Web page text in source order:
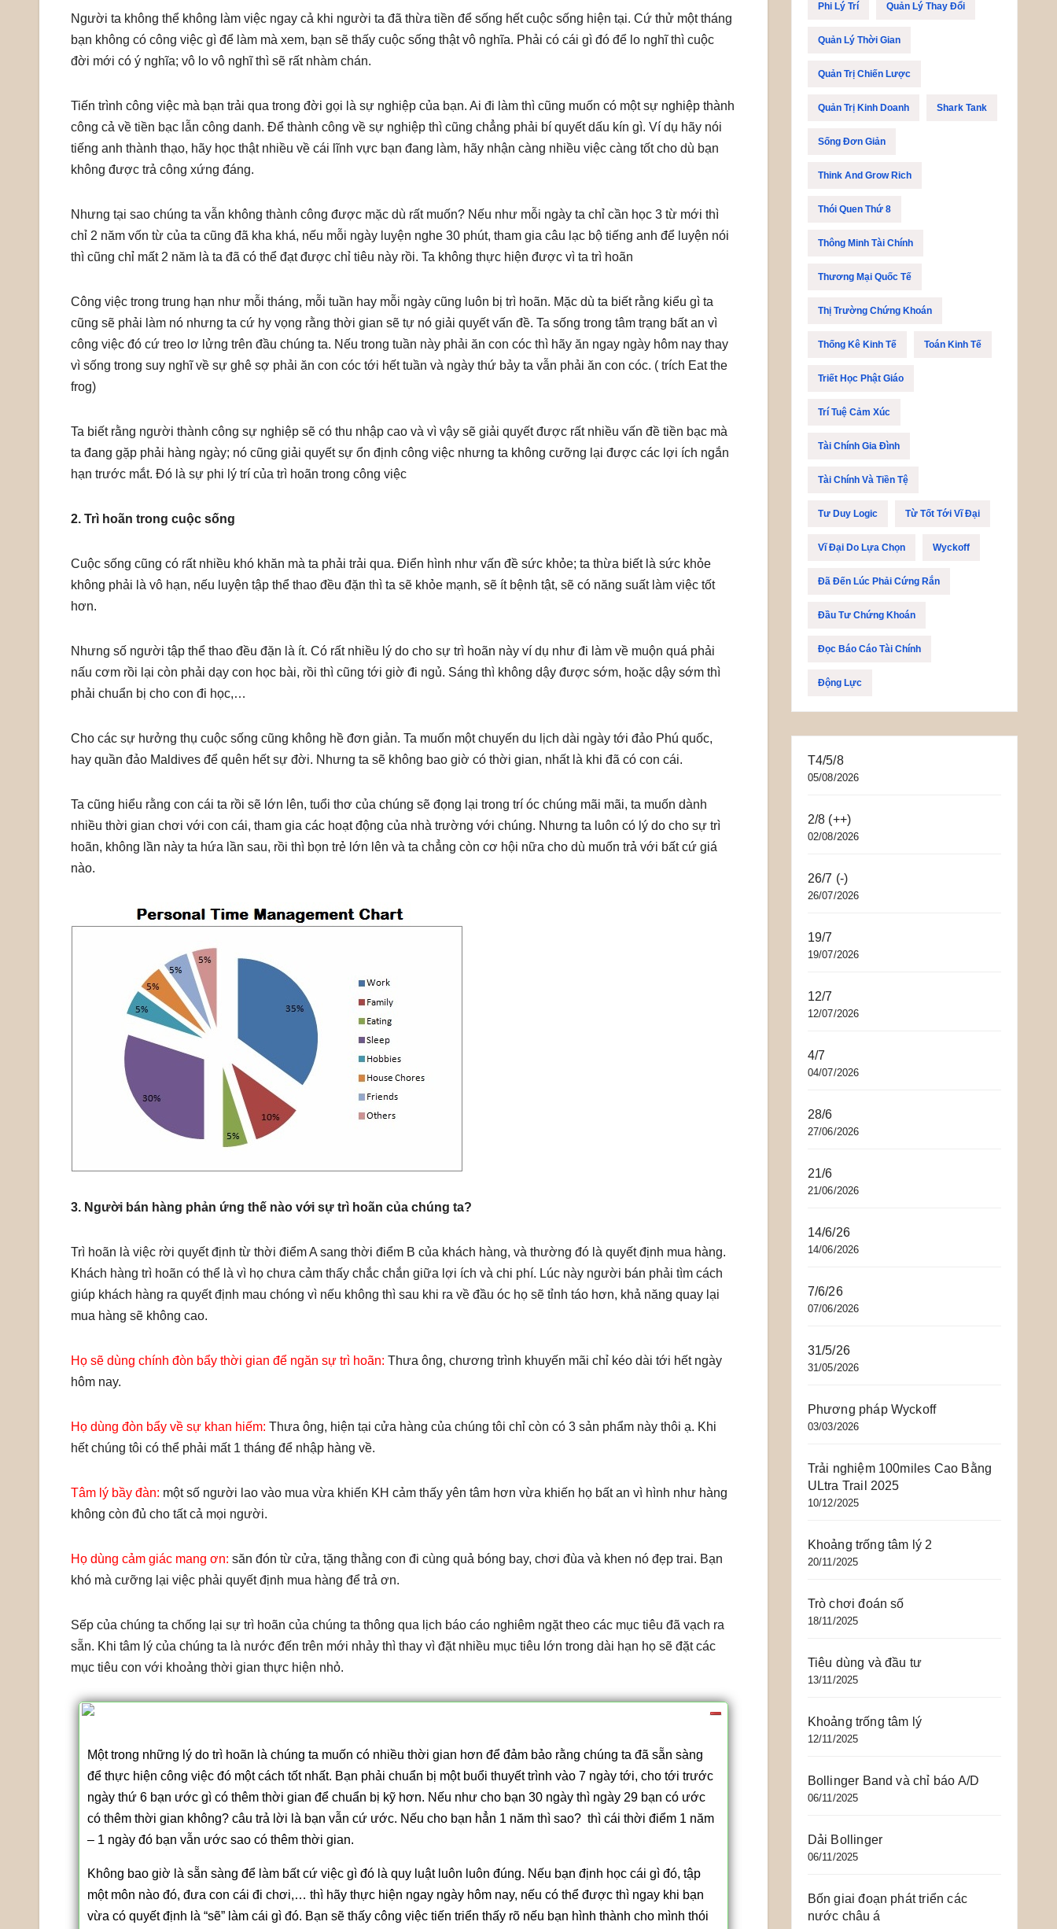
Người ta không thể không làm việc ngay cả khi người ta đã thừa tiền để sống hết cuộc sống hiện tại. Cứ thử một tháng
bạn không có công việc gì để làm mà xem, bạn sẽ thấy cuộc sống thật vô nghĩa. Phải có cái gì đó để lo nghĩ thì cuộc
đời mới có ý nghĩa; vô lo vô nghĩ thì sẽ rất nhàm chán.
Tiến trình công việc mà bạn trải qua trong đời gọi là sự nghiệp của bạn. Ai đi làm thì cũng muốn có một sự nghiệp thành
công cả về tiền bạc lẫn công danh. Để thành công về sự nghiệp thì cũng chẳng phải bí quyết dấu kín gì. Ví dụ hãy nói
tiếng anh thành thạo, hãy học thật nhiều về cái lĩnh vực bạn đang làm, hãy nhận càng nhiều việc càng tốt cho dù bạn
không được trả công xứng đáng.
Nhưng tại sao chúng ta vẫn không thành công được mặc dù rất muốn? Nếu như mỗi ngày ta chỉ cần học 3 từ mới thì
chỉ 2 năm vốn từ của ta cũng đã kha khá, nếu mỗi ngày luyện nghe 30 phút, tham gia câu lạc bộ tiếng anh để luyện nói
thì cũng chỉ mất 2 năm là ta đã có thể đạt được chỉ tiêu này rồi. Ta không thực hiện được vì ta trì hoãn
Công việc trong trung hạn như mỗi tháng, mỗi tuần hay mỗi ngày cũng luôn bị trì hoãn. Mặc dù ta biết rằng kiểu gì ta
cũng sẽ phải làm nó nhưng ta cứ hy vọng rằng thời gian sẽ tự nó giải quyết vấn đề. Ta sống trong tâm trạng bất an vì
công việc đó cứ treo lơ lửng trên đầu chúng ta. Nếu trong tuần này phải ăn con cóc thì hãy ăn ngay ngày hôm nay thay
vì sống trong suy nghĩ về sự ghê sợ phải ăn con cóc tới hết tuần và ngày thứ bảy ta vẫn phải ăn con cóc. ( trích Eat the
frog)
Ta biết rằng người thành công sự nghiệp sẽ có thu nhập cao và vì vậy sẽ giải quyết được rất nhiều vấn đề tiền bạc mà
ta đang gặp phải hàng ngày; nó cũng giải quyết sự ổn định công việc nhưng ta không cưỡng lại được các lợi ích ngắn
hạn trước mắt. Đó là sự phi lý trí của trì hoãn trong công việc
2. Trì hoãn trong cuộc sống
Cuộc sống cũng có rất nhiều khó khăn mà ta phải trải qua. Điển hình như vấn đề sức khỏe; ta thừa biết là sức khỏe
không phải là vô hạn, nếu luyện tập thể thao đều đặn thì ta sẽ khỏe mạnh, sẽ ít bệnh tật, sẽ có năng suất làm việc tốt
hơn.
Nhưng số người tập thể thao đều đặn là ít. Có rất nhiều lý do cho sự trì hoãn này ví dụ như đi làm về muộn quá phải
nấu cơm rồi lại còn phải dạy con học bài, rồi thì cũng tới giờ đi ngủ. Sáng thì không dậy được sớm, hoặc dậy sớm thì
phải chuẩn bị cho con đi học,…
Cho các sự hưởng thụ cuộc sống cũng không hề đơn giản. Ta muốn một chuyến du lịch dài ngày tới đảo Phú quốc,
hay quần đảo Maldives để quên hết sự đời. Nhưng ta sẽ không bao giờ có thời gian, nhất là khi đã có con cái.
Ta cũng hiểu rằng con cái ta rồi sẽ lớn lên, tuổi thơ của chúng sẽ đọng lại trong trí óc chúng mãi mãi, ta muốn dành
nhiều thời gian chơi với con cái, tham gia các hoạt động của nhà trường với chúng. Nhưng ta luôn có lý do cho sự trì
hoãn, không lần này ta hứa lần sau, rồi thì bọn trẻ lớn lên và ta chẳng còn cơ hội nữa cho dù muốn trả với bất cứ giá
nào.
3. Người bán hàng phản ứng thế nào với sự trì hoãn của chúng ta?
Trì hoãn là việc rời quyết định từ thời điểm A sang thời điểm B của khách hàng, và thường đó là quyết định mua hàng.
Khách hàng trì hoãn có thể là vì họ chưa cảm thấy chắc chắn giữa lợi ích và chi phí. Lúc này người bán phải tìm cách
giúp khách hàng ra quyết định mau chóng vì nếu không thì sau khi ra về đầu óc họ sẽ tỉnh táo hơn, khả năng quay lại
mua hàng sẽ không cao.
Họ sẽ dùng chính đòn bẩy thời gian để ngăn sự trì hoãn: Thưa ông, chương trình khuyến mãi chỉ kéo dài tới hết ngày
hôm nay.
Họ dùng đòn bẩy về sự khan hiếm: Thưa ông, hiện tại cửa hàng của chúng tôi chỉ còn có 3 sản phẩm này thôi ạ. Khi
hết chúng tôi có thể phải mất 1 tháng để nhập hàng về.
Tâm lý bầy đàn: một số người lao vào mua vừa khiến KH cảm thấy yên tâm hơn vừa khiến họ bất an vì hình như hàng
không còn đủ cho tất cả mọi người.
Họ dùng cảm giác mang ơn: săn đón từ cửa, tặng thằng con đi cùng quả bóng bay, chơi đùa và khen nó đẹp trai. Bạn
khó mà cưỡng lại việc phải quyết định mua hàng để trả ơn.
Sếp của chúng ta chống lại sự trì hoãn của chúng ta thông qua lịch báo cáo nghiêm ngặt theo các mục tiêu đã vạch ra
sẵn. Khi tâm lý của chúng ta là nước đến trên mới nhảy thì thay vì đặt nhiều mục tiêu lớn trong dài hạn họ sẽ đặt các
mục tiêu con với khoảng thời gian thực hiện nhỏ.
Một trong những lý do trì hoãn là chúng ta muốn có nhiều thời gian hơn để đảm bảo rằng chúng ta đã sẵn sàng
để thực hiện công việc đó một cách tốt nhất. Bạn phải chuẩn bị một buổi thuyết trình vào 7 ngày tới, cho tới trước
ngày thứ 6 bạn ước gì có thêm thời gian để chuẩn bị kỹ hơn. Nếu như cho bạn 30 ngày thì ngày 29 bạn có ước
có thêm thời gian không? câu trả lời là bạn vẫn cứ ước. Nếu cho bạn hẳn 1 năm thì sao? thì cái thời điểm 1 năm
– 1 ngày đó bạn vẫn ước sao có thêm thời gian.
Không bao giờ là sẵn sàng để làm bất cứ việc gì đó là quy luật luôn luôn đúng. Nếu bạn định học cái gì đó, tập
một môn nào đó, đưa con cái đi chơi,… thì hãy thực hiện ngay ngày hôm nay, nếu có thể được thì ngay khi bạn
vừa có quyết định là “sẽ” làm cái gì đó. Bạn sẽ thấy công việc tiến triển thấy rõ nếu bạn hình thành cho mình thói
Phi Lý Trí Quản Lý Thay Đổi
Quản Lý Thời Gian
Quản Trị Chiến Lược
Quản Trị Kinh Doanh Shark Tank
Sống Đơn Giản
Think And Grow Rich
Thói Quen Thứ 8
Thông Minh Tài Chính
Thương Mại Quốc Tế
Thị Trường Chứng Khoán
Thống Kê Kinh Tế Toán Kinh Tế
Triết Học Phật Giáo
Trí Tuệ Cảm Xúc
Tài Chính Gia Đình
Tài Chính Và Tiền Tệ
Tư Duy Logic Từ Tốt Tới Vĩ Đại
Vĩ Đại Do Lựa Chọn Wyckoff
Đã Đến Lúc Phải Cứng Rắn
Đầu Tư Chứng Khoán
Đọc Báo Cáo Tài Chính
Động Lực
T4/5/8
05/08/2026
2/8 (++)
02/08/2026
26/7 (-)
26/07/2026
19/7
19/07/2026
12/7
12/07/2026
4/7
04/07/2026
28/6
27/06/2026
21/6
21/06/2026
14/6/26
14/06/2026
7/6/26
07/06/2026
31/5/26
31/05/2026
Phương pháp Wyckoff
03/03/2026
Trải nghiệm 100miles Cao Bằng
ULtra Trail 2025
10/12/2025
Khoảng trống tâm lý 2
20/11/2025
Trò chơi đoán số
18/11/2025
Tiêu dùng và đầu tư
13/11/2025
Khoảng trống tâm lý
12/11/2025
Bollinger Band và chỉ báo A/D
06/11/2025
Dải Bollinger
06/11/2025
Bốn giai đoạn phát triển các
nước châu á